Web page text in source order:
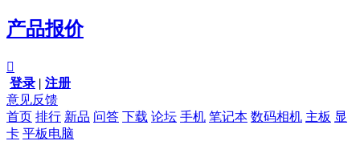
产品报价

登录 | 注册
意见反馈
首页 排行 新品 问答 下载 论坛 手机 笔记本 数码相机 主板 显
卡 平板电脑